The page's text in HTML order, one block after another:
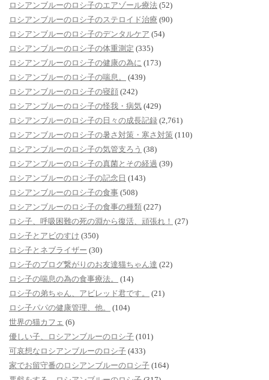
ロシアンブルーのロシ子のエアゾール療法 (52)
ロシアンブルーのロシ子のステロイド治療 (90)
ロシアンブルーのロシ子のデンタルケア (54)
ロシアンブルーのロシ子の体重測定 (335)
ロシアンブルーのロシ子の健康の為に (173)
ロシアンブルーのロシ子の喘息。
(439)
ロシアンブルーのロシ子の寝顔 (242)
ロシアンブルーのロシ子の怪我・病気 (429)
ロシアンブルーのロシ子の日々の成長記録 (2,761)
ロシアンブルーのロシ子の暑さ対策・寒さ対策 (110)
ロシアンブルーのロシ子の気管支ろう (38)
ロシアンブルーのロシ子の真菌とその経過 (39)
ロシアンブルーのロシ子の記念日 (143)
ロシアンブルーのロシ子の食事 (508)
ロシアンブルーのロシ子の食事の種類 (227)
ロシ子、呼吸困難の死の淵から復活、頑張れ！ (27)
ロシ子とアビのすけ (350)
ロシ子とネブライザー (30)
ロシ子のブログ繋がりのお友達猫ちゃん達 (22)
ロシ子の喘息の為の食事療法。
(14)
ロシ子の弟ちゃん、アビレッド君です。
(21)
ロシ子パパの健康管理、他。
(104)
世界の猫カフェ (6)
優しい子、ロシアンブルーのロシ子 (101)
可哀想なロシアンブルーのロシ子 (433)
家でお留守番のロシアンブルーのロシ子 (164)